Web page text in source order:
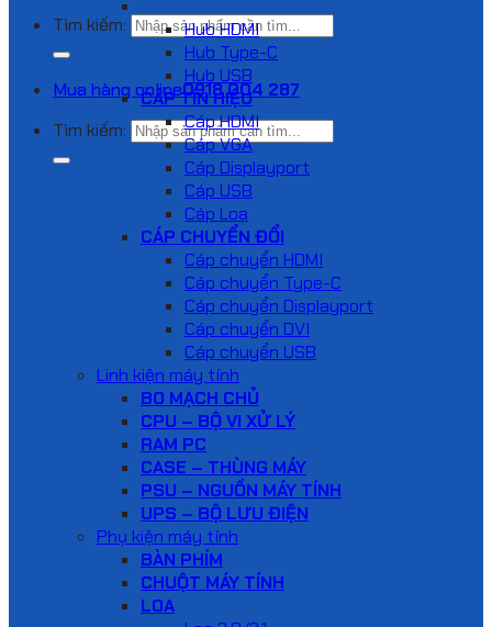
Tìm kiếm:
Mua hàng online0918 004 287
Tìm kiếm:
Hub HDMI
Hub Type-C
Hub USB
CÁP TÍN HIỆU
Cáp HDMI
Cáp VGA
Cáp Displayport
Cáp USB
Cáp Loa
CÁP CHUYỂN ĐỔI
Cáp chuyển HDMI
Cáp chuyển Type-C
Cáp chuyển Displayport
Cáp chuyển DVI
Cáp chuyển USB
Linh kiện máy tính
BO MẠCH CHỦ
CPU – BỘ VI XỬ LÝ
RAM PC
CASE – THÙNG MÁY
PSU – NGUỒN MÁY TÍNH
UPS – BỘ LƯU ĐIỆN
Phụ kiện máy tính
BÀN PHÍM
CHUỘT MÁY TÍNH
LOA